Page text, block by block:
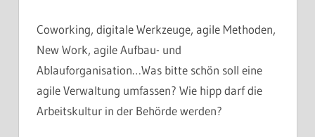
Coworking, digitale Werkzeuge, agile Methoden,
New Work, agile Aufbau- und
Ablauforganisation…Was bitte schön soll eine
agile Verwaltung umfassen? Wie hipp darf die
Arbeitskultur in der Behörde werden?